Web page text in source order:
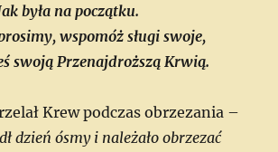
była na początku.
wspomóż sługi swoje,
swoją Przenajdroższą Krwią.
Krew podczas obrzezania –
dzień ósmy i należało obrzezać